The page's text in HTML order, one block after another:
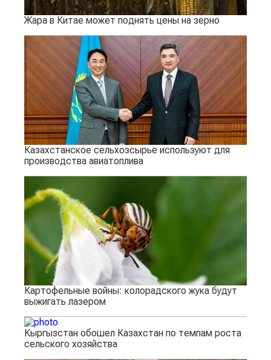
Жара в Китае может поднять цены на зерно
Казахстанское сельхозсырье используют для
производства авиатоплива
Картофельные войны: колорадского жука будут
выжигать лазером
Кыргызстан обошел Казахстан по темпам роста
сельского хозяйства